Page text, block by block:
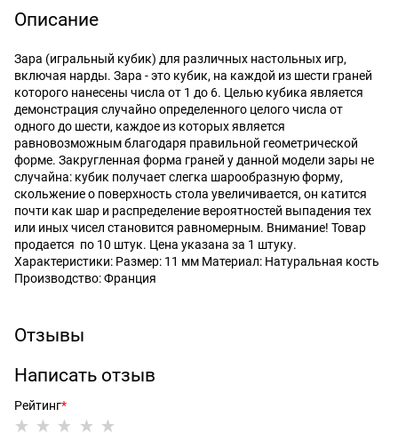
Описание
Зара (игральный кубик) для различных настольных игр,
включая нарды. Зара - это кубик, на каждой из шести граней
которого нанесены числа от 1 до 6. Целью кубика является
демонстрация случайно определенного целого числа от
одного до шести, каждое из которых является
равновозможным благодаря правильной геометрической
форме. Закругленная форма граней у данной модели зары не
случайна: кубик получает слегка шарообразную форму,
скольжение о поверхность стола увеличивается, он катится
почти как шар и распределение вероятностей выпадения тех
или иных чисел становится равномерным. Внимание! Товар
продается по 10 штук. Цена указана за 1 штуку.
Характеристики: Размер: 11 мм Материал: Натуральная кость
Производство: Франция
Отзывы
Написать отзыв
Рейтинг